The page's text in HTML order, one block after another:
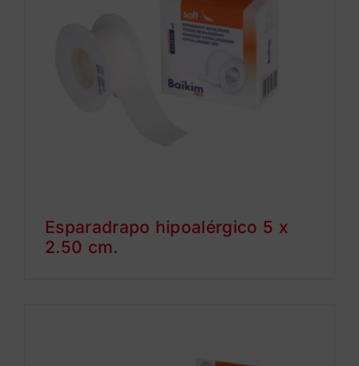
Esparadrapo hipoalérgico 5 x
2.50 cm.